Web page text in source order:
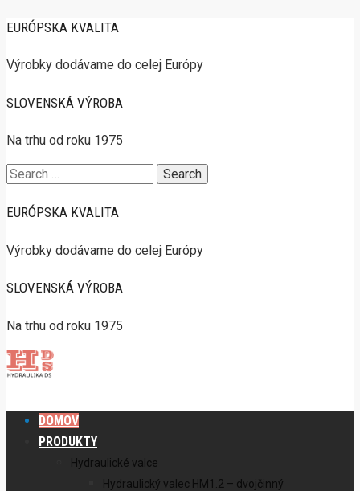
EURÓPSKA KVALITA
Výrobky dodávame do celej Európy
SLOVENSKÁ VÝROBA
Na trhu od roku 1975
Search
EURÓPSKA KVALITA
Výrobky dodávame do celej Európy
SLOVENSKÁ VÝROBA
Na trhu od roku 1975
DOMOV
PRODUKTY
Hydraulické valce
Hydraulický valec HM1.2 – dvojčinný